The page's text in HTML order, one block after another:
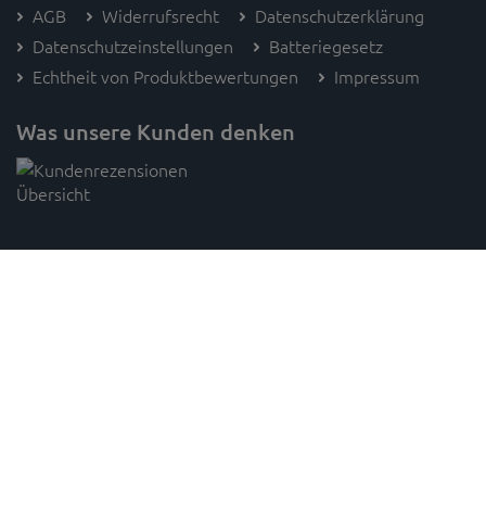
AGB Widerrufsrecht
Datenschutzerklärung
Datenschutzeinstellungen
Batteriegesetz
Echtheit von Produktbewertungen
Impressum
Was unsere Kunden denken